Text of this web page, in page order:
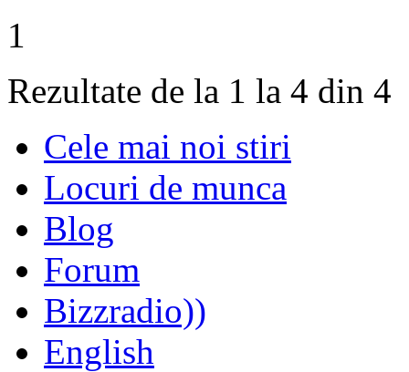
1
Rezultate de la 1 la 4 din 4
Cele mai noi stiri
Locuri de munca
Blog
Forum
Bizzradio))
English